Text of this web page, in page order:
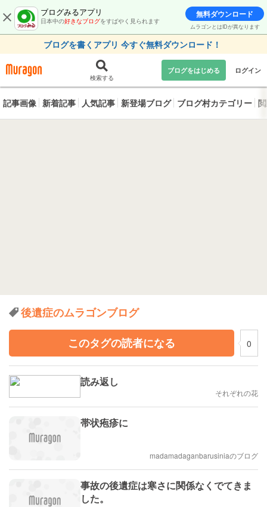
ブログみるアプリ
日本中の好きなブログをすばやく見られます
無料ダウンロード
ムラゴンとはIDが異なります
ブログを書くアプリ 今すぐ無料ダウンロード！
検索する
ブログをはじめる ログイン
記事画像 新着記事 人気記事 新登場ブログ ブログ村カテゴリー
後遺症のムラゴンブログ
このタグの読者になる
0
読み返し
それぞれの花
帯状疱疹に
madamadaganbarusiniaのブログ
事故の後遺症は寒さに関係なくでてきま
した。